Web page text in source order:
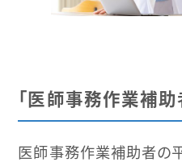
「医師事務作業補
医師事務作業補助者の